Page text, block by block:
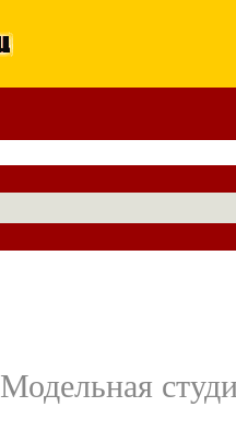
Модельная